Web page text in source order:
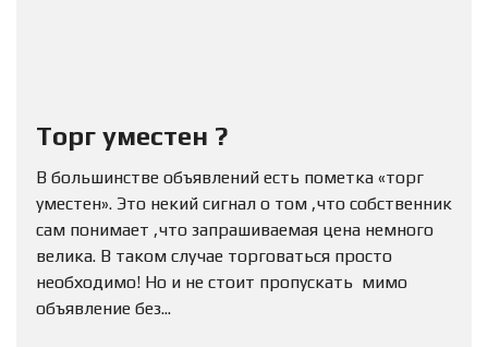
Торг уместен ?
В большинстве объявлений есть пометка «торг
уместен». Это некий сигнал о том ,что собственник
сам понимает ,что запрашиваемая цена немного
велика. В таком случае торговаться просто
необходимо! Но и не стоит пропускать мимо
объявление без...